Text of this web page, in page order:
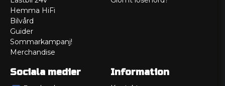
Hemma HiFi
Bilvård
Guider
Sommarkampanj!
Merchandise
Sociala medier Information